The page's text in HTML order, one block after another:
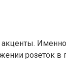
розеток в